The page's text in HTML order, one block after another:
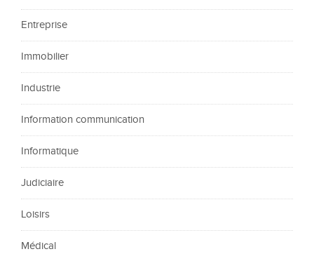
Entreprise
Immobilier
Industrie
Information communication
Informatique
Judiciaire
Loisirs
Médical